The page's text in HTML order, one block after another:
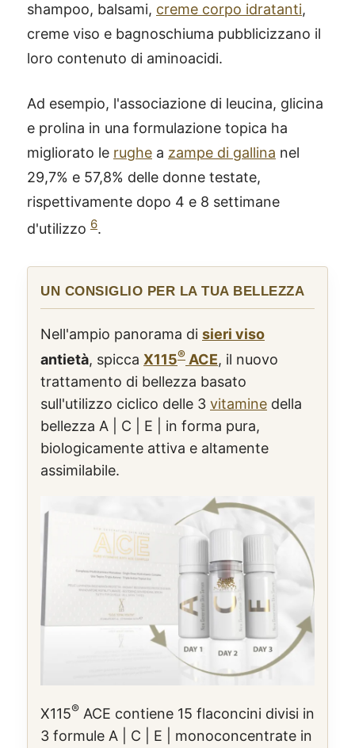
shampoo, balsami, creme corpo idratanti,
creme viso e bagnoschiuma pubblicizzano il
loro contenuto di aminoacidi.
Ad esempio, l'associazione di leucina, glicina
e prolina in una formulazione topica ha
migliorato le rughe a zampe di gallina nel
29,7% e 57,8% delle donne testate,
rispettivamente dopo 4 e 8 settimane
d'utilizzo 6.
UN CONSIGLIO PER LA TUA BELLEZZA
Nell'ampio panorama di sieri viso
antietà, spicca X115® ACE, il nuovo
trattamento di bellezza basato
sull'utilizzo ciclico delle 3 vitamine della
bellezza A | C | E | in forma pura,
biologicamente attiva e altamente
assimilabile.
X115® ACE contiene 15 flaconcini divisi in
3 formule A | C | E | monoconcentrate in